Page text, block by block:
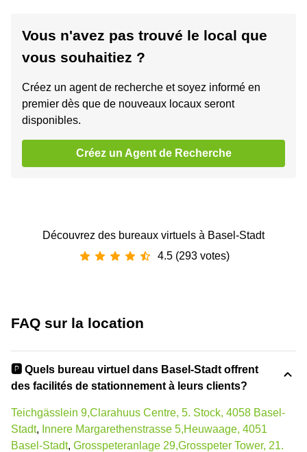
Vous n'avez pas trouvé le local que
vous souhaitiez ?
Créez un agent de recherche et soyez informé en
premier dès que de nouveaux locaux seront
disponibles.
Créez un Agent de Recherche
Découvrez des bureaux virtuels à Basel-Stadt
4.5 (293 votes)
FAQ sur la location
🅿️ Quels bureau virtuel dans Basel-Stadt offrent
des facilités de stationnement à leurs clients?
Teichgässlein 9,Clarahuus Centre, 5. Stock, 4058 Basel-
Stadt, Innere Margarethenstrasse 5,Heuwaage, 4051
Basel-Stadt, Grosspeteranlage 29,Grosspeter Tower, 21.